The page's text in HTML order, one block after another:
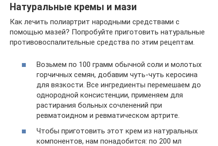
Натуральные кремы и мази
Как лечить полиартрит народными средствами с
помощью мазей? Попробуйте приготовить натуральные
противовоспалительные средства по этим рецептам.
Возьмем по 100 грамм обычной соли и молотых
горчичных семян, добавим чуть-чуть керосина
для вязкости. Все ингредиенты перемешаем до
однородной консистенции, применяем для
растирания больных сочленений при
ревматоидном и ревматическом артрите.
Чтобы приготовить этот крем из натуральных
компонентов, нам понадобится: по 200 мл